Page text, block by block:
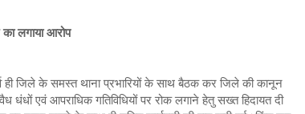
लगाया आरोप
ही जिले के समस्त थाना प्रभारियों के साथ बैठक कर जिले की कानून
एवं आपराधिक गतिविधियों पर रोक लगाने हेतु सख्त हिदायत दी